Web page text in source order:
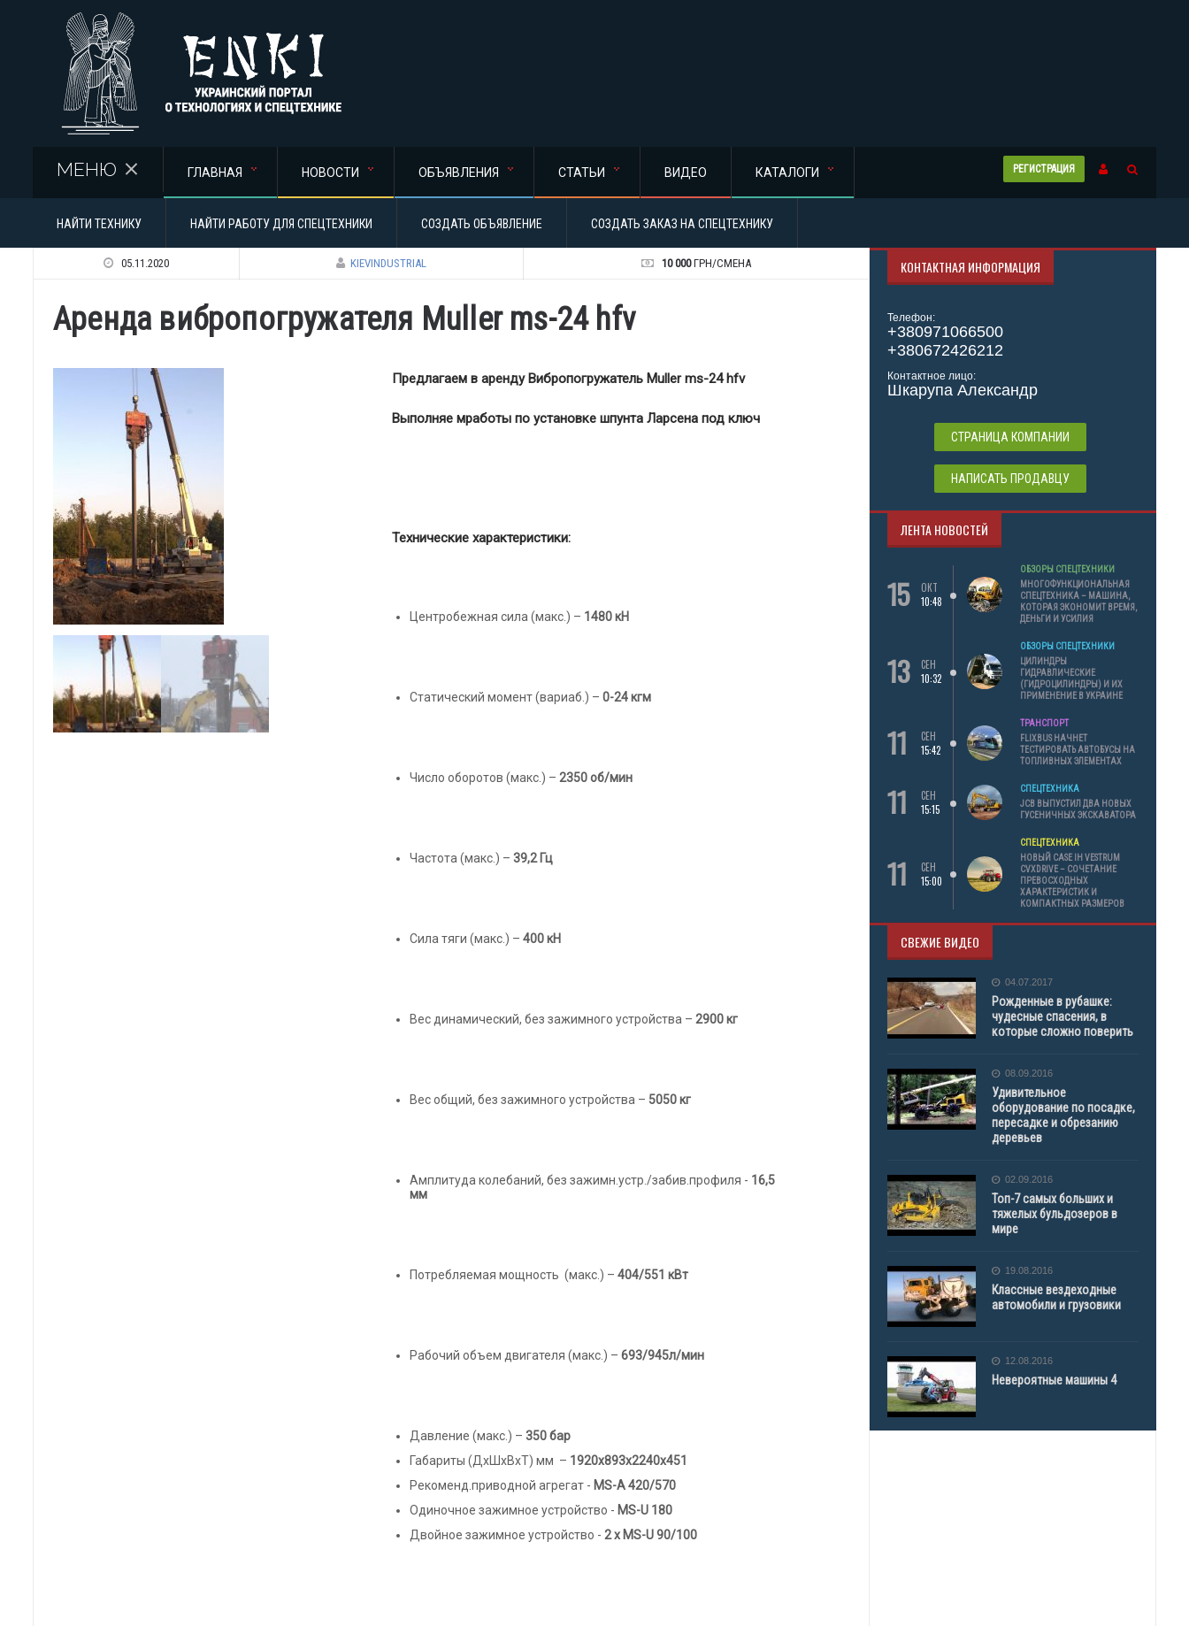
РЕГИСТРАЦИЯ
МЕНЮ ГЛАВНАЯ НОВОСТИ ОБЪЯВЛЕНИЯ СТАТЬИ ВИДЕО КАТАЛОГИ
НАЙТИ ТЕХНИКУ НАЙТИ РАБОТУ ДЛЯ СПЕЦТЕХНИКИ СОЗДАТЬ ОБЪЯВЛЕНИЕ СОЗДАТЬ ЗАКАЗ НА СПЕЦТЕХНИКУ
05.11.2020 KIEVINDUSTRIAL 10 000 ГРН/СМЕНА
Аренда вибропогружателя Muller ms-24 hfv
Предлагаем в аренду Вибропогружатель Muller ms-24 hfv
Выполняе мработы по установке шпунта Ларсена под ключ
Технические характеристики:
Центробежная сила (макс.) – 1480кН
Статический момент (вариаб.) – 0-24 кгм
Число оборотов (макс.) – 2350 об/мин
Частота (макс.) – 39,2 Гц
Сила тяги (макс.) – 400 кН
Вес динамический, без зажимного устройства – 2900 кг
Вес общий, без зажимного устройства – 5050 кг
Амплитуда колебаний, без зажимн.устр./забив.профиля - 16,5
мм
Потребляемая мощность (макс.) – 404/551 кВт
Рабочий объем двигателя (макс.) – 693/945л/мин
Давление (макс.) – 350 бар
Габариты (ДхШхВхТ) мм – 1920х893х2240х451
Рекоменд.приводной агрегат - МS-A 420/570
Одиночное зажимное устройство - MS-U 180
Двойное зажимное устройство - 2 х MS-U 90/100
КОНТАКТНАЯ ИНФОРМАЦИЯ
Телефон:
+380971066500
+380672426212
Контактное лицо:
Шкарупа Александр
СТРАНИЦА КОМПАНИИ
НАПИСАТЬ ПРОДАВЦУ
ЛЕНТА НОВОСТЕЙ
15
ОКТ
10:48
ОБЗОРЫ СПЕЦТЕХНИКИ
МНОГОФУНКЦИОНАЛЬНАЯ
СПЕЦТЕХНИКА – МАШИНА,
КОТОРАЯ ЭКОНОМИТ ВРЕМЯ,
ДЕНЬГИ И УСИЛИЯ
13
СЕН
10:32
ОБЗОРЫ СПЕЦТЕХНИКИ
ЦИЛИНДРЫ
ГИДРАВЛИЧЕСКИЕ
(ГИДРОЦИЛИНДРЫ) И ИХ
ПРИМЕНЕНИЕ В УКРАИНЕ
11
СЕН
15:42
ТРАНСПОРТ
FLIXBUS НАЧНЕТ
ТЕСТИРОВАТЬ АВТОБУСЫ НА
ТОПЛИВНЫХ ЭЛЕМЕНТАХ
11
СЕН
15:15
СПЕЦТЕХНИКА
JCB ВЫПУСТИЛ ДВА НОВЫХ
ГУСЕНИЧНЫХ ЭКСКАВАТОРА
11
СЕН
15:00
СПЕЦТЕХНИКА
НОВЫЙ CASE IH VESTRUM
CVXDRIVE – СОЧЕТАНИЕ
ПРЕВОСХОДНЫХ
ХАРАКТЕРИСТИК И
КОМПАКТНЫХ РАЗМЕРОВ
СВЕЖИЕ ВИДЕО
04.07.2017
Рожденные в рубашке:
чудесные спасения, в
которые сложно поверить
08.09.2016
Удивительное
оборудование по посадке,
пересадке и обрезанию
деревьев
02.09.2016
Топ-7 самых больших и
тяжелых бульдозеров в
мире
19.08.2016
Классные вездеходные
автомобили и грузовики
12.08.2016
Невероятные машины 4